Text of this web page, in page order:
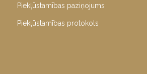
Piekļūstamības paziņojums
Piekļūstamības protokols